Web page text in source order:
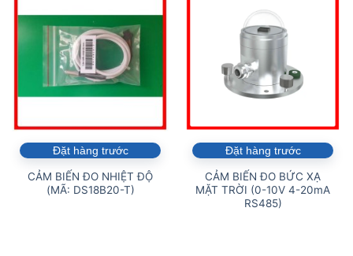
Đặt hàng trước
CẢM BIẾN ĐO NHIỆT ĐỘ
(MÃ: DS18B20-T)
Đặt hàng trước
CẢM BIẾN ĐO BỨC XẠ
MẶT TRỜI (0-10V 4-20mA
RS485)